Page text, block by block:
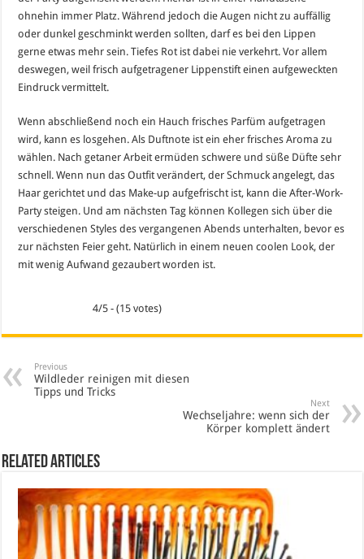
ohnehin immer Platz. Während jedoch die Augen nicht zu auffällig
oder dunkel geschminkt werden sollten, darf es bei den Lippen
gerne etwas mehr sein. Tiefes Rot ist dabei nie verkehrt. Vor allem
deswegen, weil frisch aufgetragener Lippenstift einen aufgeweckten
Eindruck vermittelt.
Wenn abschließend noch ein Hauch frisches Parfüm aufgetragen
wird, kann es losgehen. Als Duftnote ist ein eher frisches Aroma zu
wählen. Nach getaner Arbeit ermüden schwere und süße Düfte sehr
schnell. Wenn nun das Outfit verändert, der Schmuck angelegt, das
Haar gerichtet und das Make-up aufgefrischt ist, kann die After-Work-
Party steigen. Und am nächsten Tag können Kollegen sich über die
verschiedenen Styles des vergangenen Abends unterhalten, bevor es
zur nächsten Feier geht. Natürlich in einem neuen coolen Look, der
mit wenig Aufwand gezaubert worden ist.
4/5 - (15 votes)
Previous
Wildleder reinigen mit diesen
Tipps und Tricks
Next
Wechseljahre: wenn sich der
Körper komplett ändert
Related Articles